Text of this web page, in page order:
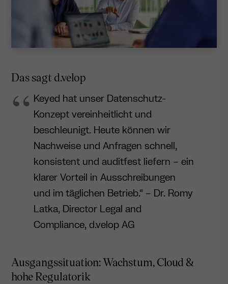
Das sagt d.velop
Keyed hat unser Datenschutz-
Konzept vereinheitlicht und
beschleunigt. Heute können wir
Nachweise und Anfragen schnell,
konsistent und auditfest liefern – ein
klarer Vorteil in Ausschreibungen
und im täglichen Betrieb.“ – Dr. Romy
Latka, Director Legal and
Compliance, d.velop AG
Ausgangssituation: Wachstum, Cloud &
hohe Regulatorik